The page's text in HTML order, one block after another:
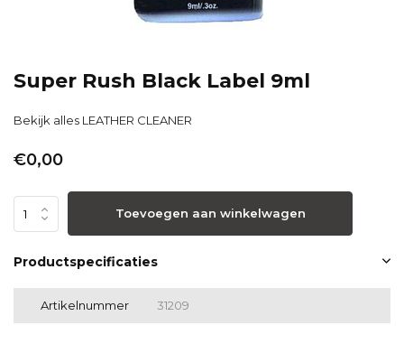
Super Rush Black Label 9ml
Bekijk alles LEATHER CLEANER
€0,00
Toevoegen aan winkelwagen
Productspecificaties
Artikelnummer 31209